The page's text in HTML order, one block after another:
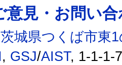
意見・お問い
茨城県つくば市東
, GSJ/AIST, 1-1-1-